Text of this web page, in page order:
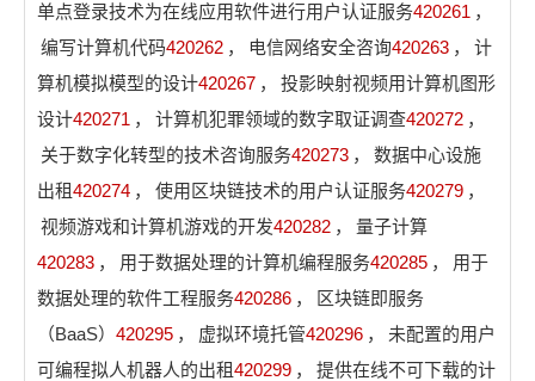
单点登录技术为在线应用软件进行用户认证服务420261 ，
编写计算机代码420262 ， 电信网络安全咨询420263 ，
计
算机模拟模型的设计420267 ，
投影映射视频用计算机图形
设计420271 ， 计算机犯罪领域的数字取证调查420272 ，
关于数字化转型的技术咨询服务420273 ，
数据中心设施
出租420274 ， 使用区块链技术的用户认证服务420279 ，
视频游戏和计算机游戏的开发420282 ，
量子计算
420283 ， 用于数据处理的计算机编程服务420285 ，
用于
数据处理的软件工程服务420286 ，
区块链即服务
（BaaS） 420295 ， 虚拟环境托管420296 ，
未配置的用户
可编程拟人机器人的出租420299 ，
提供在线不可下载的计